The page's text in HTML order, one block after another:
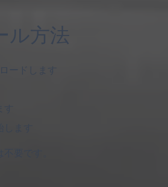
ル方法
ードします
ます
要です。